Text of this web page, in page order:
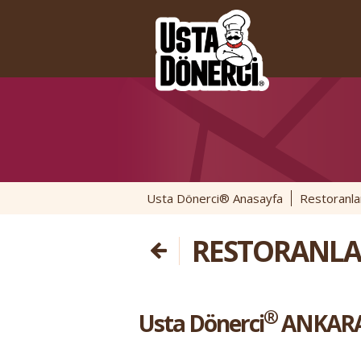
Usta Dönerci® Anasayfa
Usta Dönerci®